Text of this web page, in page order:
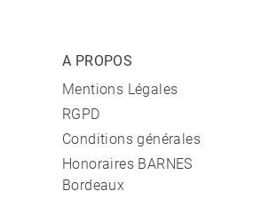
A PROPOS
Mentions Légales
RGPD
Conditions générales
Honoraires BARNES
Bordeaux